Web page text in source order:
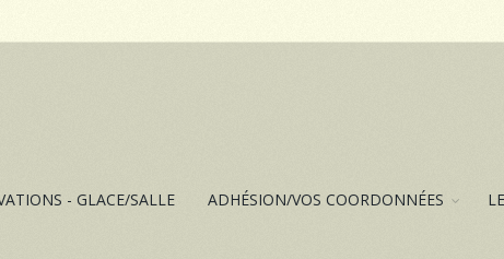
- GLACE/SALLE ADHÉSION/VOS COORDONNÉES